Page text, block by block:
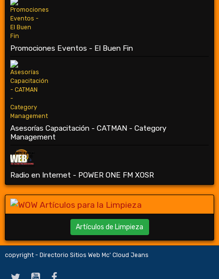
Promociones Eventos - El Buen Fin
Asesorías Capacitación - CATMAN - Category
Management
Radio en Internet - POWER ONE FM XOSR
Artículos de Limpieza
copyright - Directorio Sitios Web Mc' Cloud Jeans